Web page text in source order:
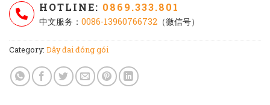
HOTLINE: 0869.333.801
中文服务： 0086-13960766732 （微信号）
Category: Dây đai đóng gói